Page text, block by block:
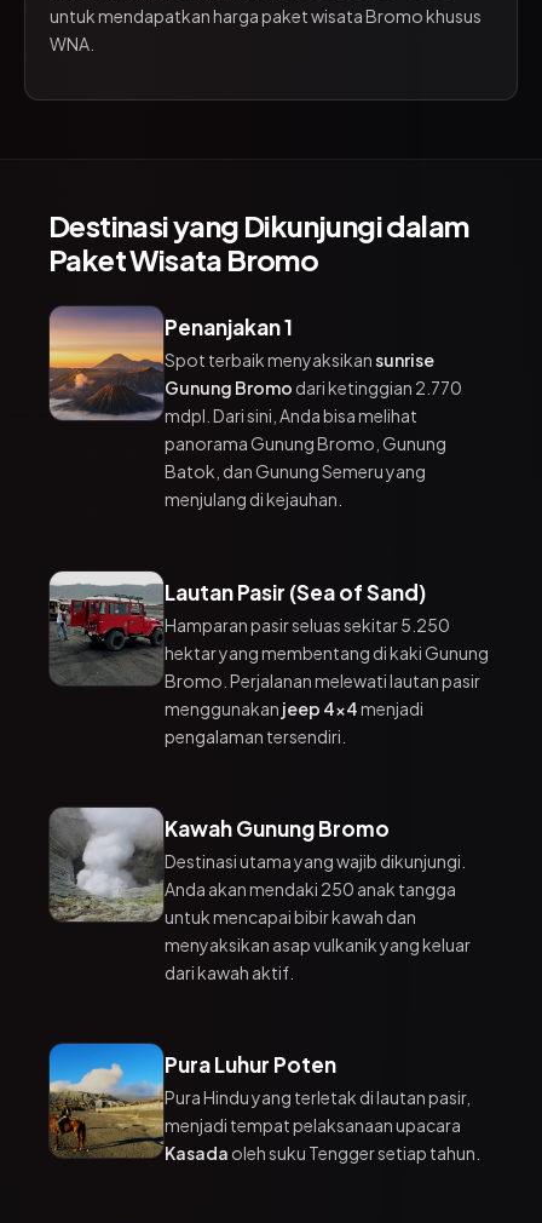
untuk mendapatkan harga paket wisata Bromo khusus
WNA.
Destinasi yang Dikunjungi dalam
Paket Wisata Bromo
Penanjakan 1
Spot terbaik menyaksikansunrise
Gunung Bromo dari ketinggian 2.770
mdpl. Dari sini, Anda bisa melihat
panorama Gunung Bromo, Gunung
Batok, dan Gunung Semeru yang
menjulang di kejauhan.
Lautan Pasir (Sea of Sand)
Hamparan pasir seluas sekitar 5.250
hektar yang membentang di kaki Gunung
Bromo. Perjalanan melewati lautan pasir
menggunakan jeep 4x4menjadi
pengalaman tersendiri.
Kawah Gunung Bromo
Destinasi utama yang wajib dikunjungi.
Anda akan mendaki 250 anak tangga
untuk mencapai bibir kawah dan
menyaksikan asap vulkanik yang keluar
dari kawah aktif.
Pura Luhur Poten
Pura Hindu yang terletak di lautan pasir,
menjadi tempat pelaksanaan upacara
Kasada oleh suku Tengger setiap tahun.